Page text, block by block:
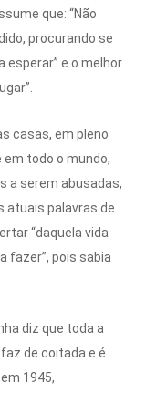
que: “Não
procurando se
esperar” e o melhor
casas, em pleno
em todo o mundo,
a serem abusadas,
atuais palavras de
“daquela vida
fazer”, pois sabia
diz que toda a
de coitada e é
1945,